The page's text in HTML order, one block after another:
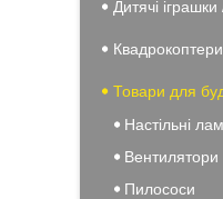
Дитячі
Товари для
Настільні
Вентилятори
Пилососи